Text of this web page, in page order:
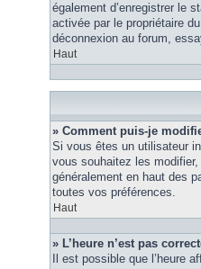
également d’enregistrer le
activée par le propriétaire
déconnexion au forum,
Haut
» Comment puis-je
Si vous êtes un utilisateur
vous souhaitez les
généralement en haut des
toutes vos préférences.
Haut
» L’heure n’est pas
Il est possible que l’heure